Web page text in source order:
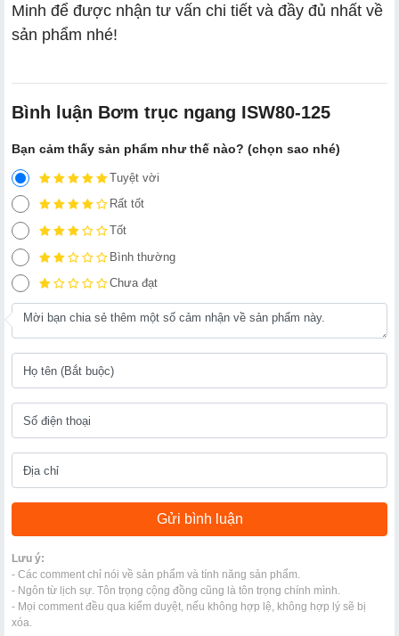
Minh để được nhận tư vấn chi tiết và đầy đủ nhất về
sản phẩm nhé!
Bình luận Bơm trục ngang ISW80-125
Bạn cảm thấy sản phẩm như thế nào? (chọn sao nhé)
Tuyệt vời
Rất tốt
Tốt
Bình thường
Chưa đạt
Lưu ý:
- Các comment chỉ nói về sản phẩm và tính năng sản phẩm.
- Ngôn từ lịch sự. Tôn trọng cộng đồng cũng là tôn trọng chính mình.
- Mọi comment đều qua kiểm duyệt, nếu không hợp lệ, không hợp lý sẽ bị
xóa.